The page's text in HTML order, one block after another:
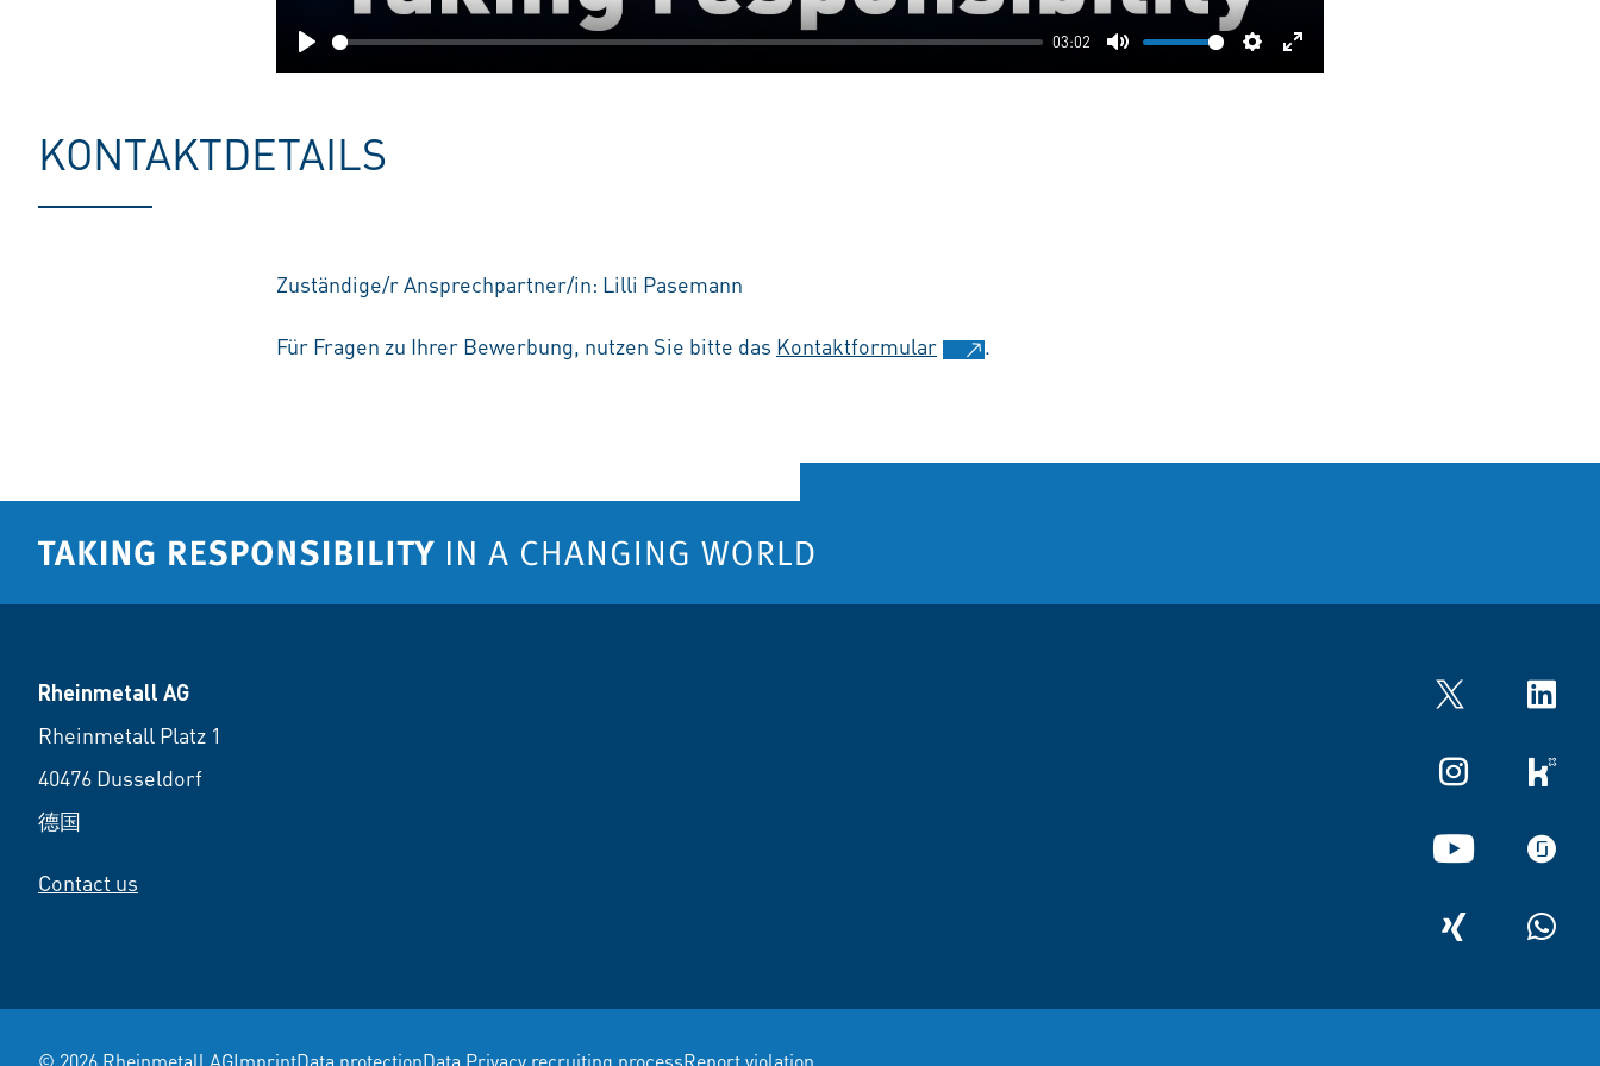
Play
03:02
Mute Settings
Enter
KONTAKTDETAILS
Zuständige/r Ansprechpartner/in: Lilli Pasemann
Für Fragen zu Ihrer Bewerbung, nutzen Sie bitte das Kontaktformular .
Rheinmetall AG
Rheinmetall Platz 1
40476 Dusseldorf
德国
Contact us
Twitter LinkedIn
Instagram kununu
YouTube
XING
© 2026 Rheinmetall AGImprintData protectionData Privacy recruiting processReport violation